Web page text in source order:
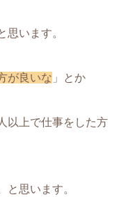
思います。
が良いな 」とか
以上で仕事をした方
思います。